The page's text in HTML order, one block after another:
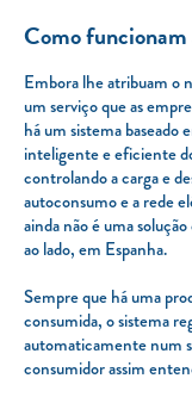
Como
Embora lhe atribuam o
um serviço que as
há um sistema
inteligente e eficiente
controlando a carga e
autoconsumo e a rede
ainda não é uma
ao lado, em Espanha.
Sempre que há uma
consumida, o sistema
automaticamente num
consumidor assim